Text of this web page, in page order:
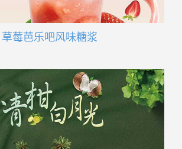
草莓芭乐吧风味糖浆